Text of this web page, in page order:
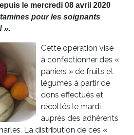
le mercredi 08 avril 2020
pour les soignants
».
Cette opération vise
à confectionner des «
paniers » de fruits et
légumes à partir de
dons effectués et
récoltés le mardi
auprès des adhérents
La distribution de ces «